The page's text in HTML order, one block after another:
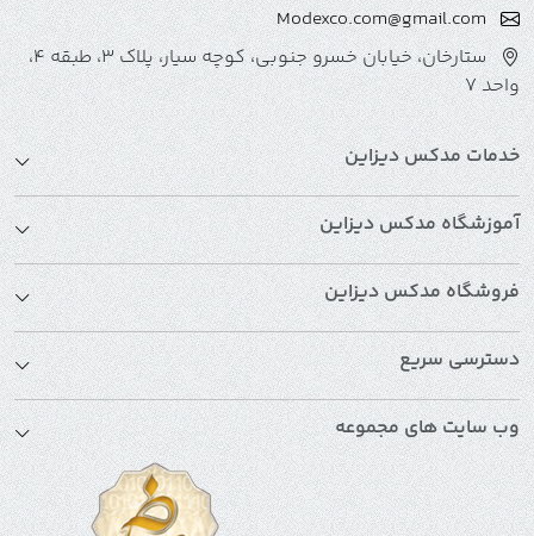
Modexco.com@gmail.com
ستارخان، خیابان خسرو جنوبی، کوچه سیار، پلاک 3، طبقه 4،
واحد 7
خدمات مدکس دیزاین
آموزشگاه مدکس دیزاین
فروشگاه مدکس دیزاین
دسترسی سریع
وب سایت های مجموعه